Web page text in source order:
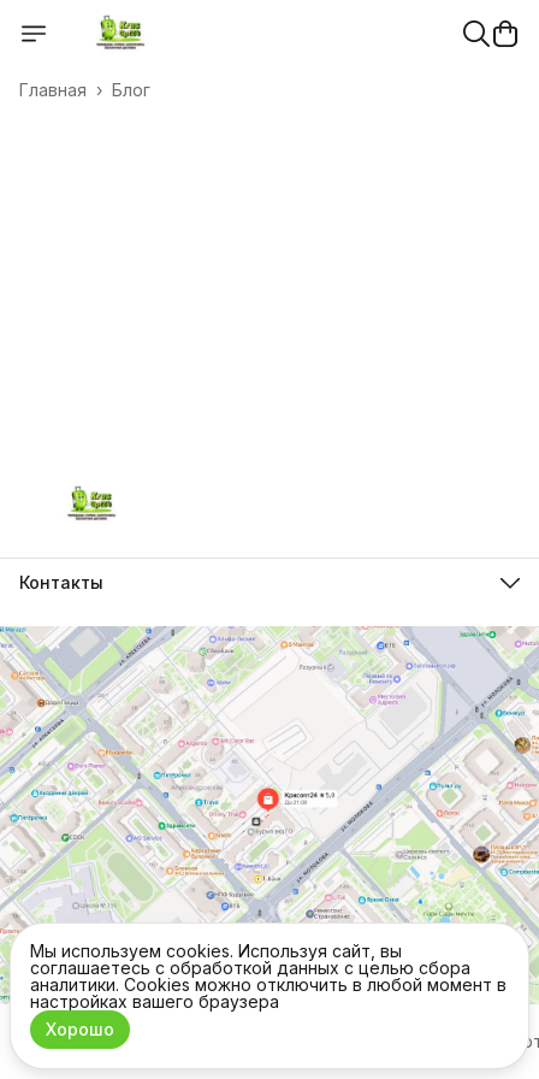
Блог
Главная ›
Контакты
г.Красноярск, ул. Молокова д.28
Телефон
8 (962) 843-44-43
Режим работы
Пн-Вс, 10:00 - 21:00
Эл. почта
krasopt24@inbox.ru
ⓒ CommoОплата
Мы используем cookies. Используя сайт, вы
соглашаетесь с обработкой данных с целью сбора
аналитики. Cookies можно отключить в любой момент в
настройках вашего браузера
Хорошо